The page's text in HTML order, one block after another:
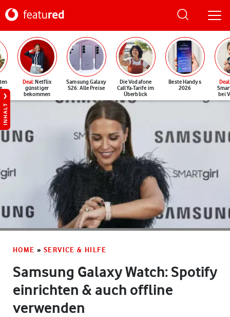
Deal: Netflix
günstiger
bekommen
Samsung Galaxy
S26: Alle Preise
Die Vodafone
CallYa-Tarife im
Überblick
Beste Handys
2026
Deal
bei
INHALT
HOME » SERVICE & HILFE
Samsung Galaxy Watch: Spotify
einrichten & auch offline
verwenden